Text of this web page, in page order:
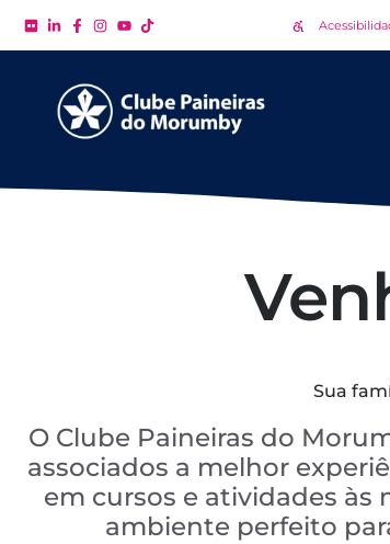
Sua
O Clube Paineiras do
associados a melhor
em cursos e atividades às
ambiente perfeito